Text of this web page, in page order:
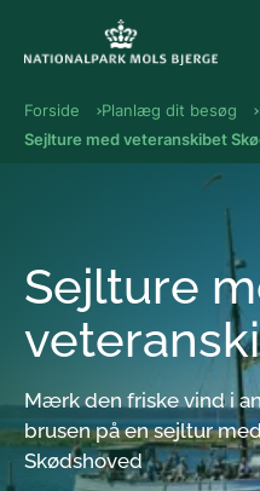
Forside Planlæg dit besøg
Sejlture med veteranskibet
Sejlture
Mærk den friske vind i
brusen på en sejltur
Skødshoved